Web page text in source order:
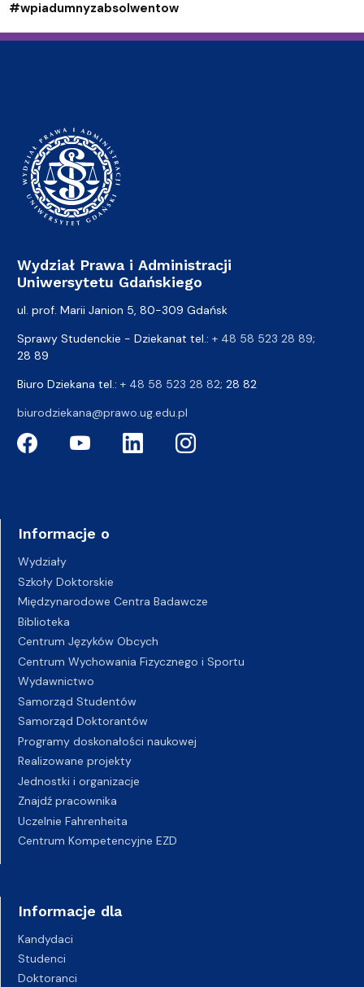
#wpiadumnyzabsolwentow
Wydział Prawa i Administracji
Uniwersytetu Gdańskiego
ul. prof. Marii Janion 5, 80-309 Gdańsk
Sprawy Studenckie - Dziekanat tel.: + 48 58 523 28 89;
28 89
Biuro Dziekana tel.: + 48 58 523 28 82; 28 82
biurodziekana@prawo.ug.edu.pl
Informacje o
Wydziały
Szkoły Doktorskie
Międzynarodowe Centra Badawcze
Biblioteka
Centrum Języków Obcych
Centrum Wychowania Fizycznego i Sportu
Wydawnictwo
Samorząd Studentów
Samorząd Doktorantów
Programy doskonałości naukowej
Realizowane projekty
Jednostki i organizacje
Znajdź pracownika
Uczelnie Fahrenheita
Centrum Kompetencyjne EZD
Informacje dla
Kandydaci
Studenci
Doktoranci